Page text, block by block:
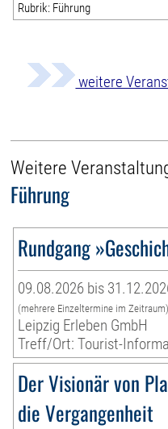
Rubrik: Führung
weitere
Weitere
Führung
Rundgang
09.08.2026 bis
(mehrere Einzeltermine im Zeitraum)
Leipzig Erleben GmbH
Treff/Ort: Tourist-
Der Visionär von
die Vergangenheit